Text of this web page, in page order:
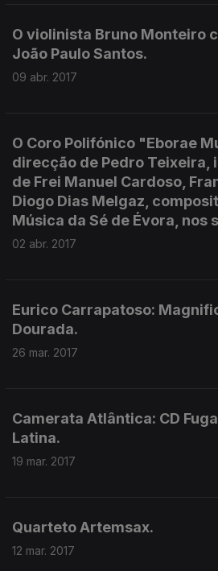
O violinista Bruno Monteiro
João Paulo Santos.
09 abr. 2017
O Coro Polifónico "Eborae
direcção de Pedro Teixeira,
de Frei Manuel Cardoso,
Diogo Dias Melgaz,
Música da Sé de Évora, nos
02 abr. 2017
Eurico Carrapatoso:
Dourada.
26 mar. 2017
Camerata Atlântica: CD
Latina.
19 mar. 2017
Quarteto Artemsax.
12 mar. 2017